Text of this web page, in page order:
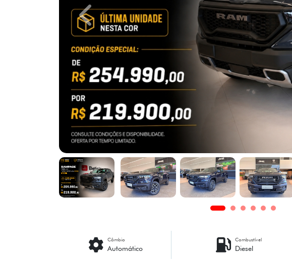
Previous
Câmbio
Automático
Combustível
Diesel